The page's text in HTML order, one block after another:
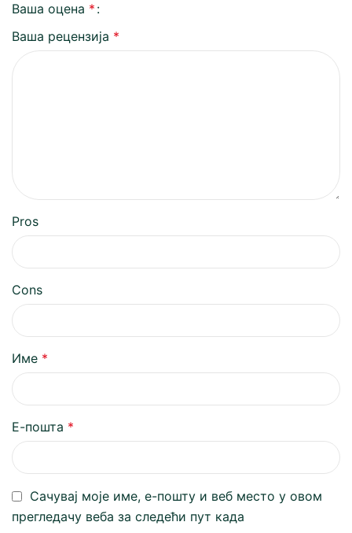
Ваша оцена *
Ваша рецензија *
Pros
Cons
Име *
Е-пошта *
Сачувај моје име, е-пошту и веб место у овом
прегледачу веба за следећи пут када